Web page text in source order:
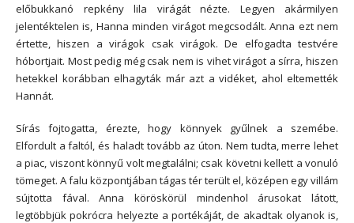
előbukkanó repkény lila virágát nézte. Legyen akármilyen
jelentéktelen is, Hanna minden virágot megcsodált. Anna ezt nem
értette, hiszen a virágok csak virágok. De elfogadta testvére
hóbortjait. Most pedig még csak nem is vihet virágot a sírra, hiszen
hetekkel korábban elhagyták már azt a vidéket, ahol eltemették
Hannát.
Sírás fojtogatta, érezte, hogy könnyek gyűlnek a szemébe.
Elfordult a faltól, és haladt tovább az úton. Nem tudta, merre lehet
a piac, viszont könnyű volt megtalálni; csak követni kellett a vonuló
tömeget. A falu központjában tágas tér terült el, középen egy villám
sújtotta fával. Anna köröskörül mindenhol árusokat látott,
legtöbbjük pokrócra helyezte a portékáját, de akadtak olyanok is,